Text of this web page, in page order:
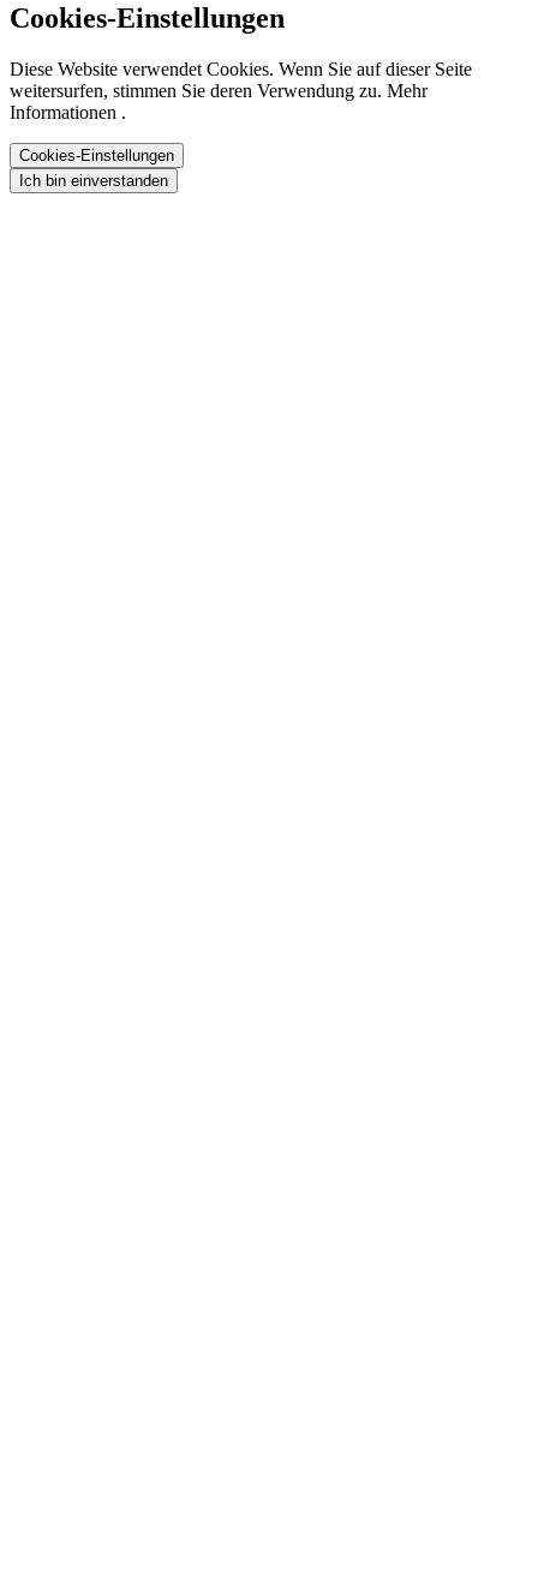
Cookies-Einstellungen
Diese Website verwendet Cookies. Wenn Sie auf dieser Seite
weitersurfen, stimmen Sie deren Verwendung zu. Mehr
Informationen .
Cookies-Einstellungen
Ich bin einverstanden